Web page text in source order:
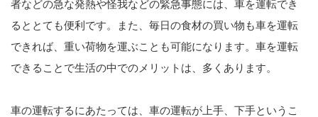
者などの急な発熱や怪我などの緊急事態には、車を運転でき
るととても便利です。また、毎日の食材の買い物も車を運転
できれば、重い荷物を運ぶことも可能になります。車を運転
できることで生活の中でのメリットは、多くあります。
車の運転するにあたっては、車の運転が上手、下手というこ